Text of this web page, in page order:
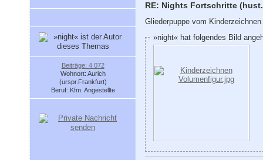
Beiträge: 4 072
Wohnort: Aurich
(urspr.Frankfurt)
Beruf: Kfm. Angestellte
RE: Nights Fortschritte
Gliederpuppe vom Kinderzeichnen
»night« hat folgendes Bild